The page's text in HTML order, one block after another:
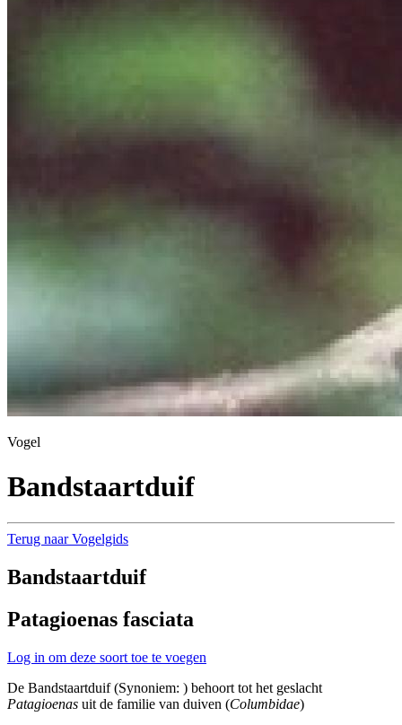
Vogel
Bandstaartduif
Terug naar Vogelgids
Bandstaartduif
Patagioenas fasciata
Log in om deze soort toe te voegen
De Bandstaartduif (Synoniem: ) behoort tot het geslacht
Patagioenas uit de familie van duiven (Columbidae)